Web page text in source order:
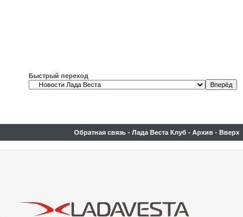
Быстрый переход
Обратная связь - Лада Веста Клуб - Архив - Вверх